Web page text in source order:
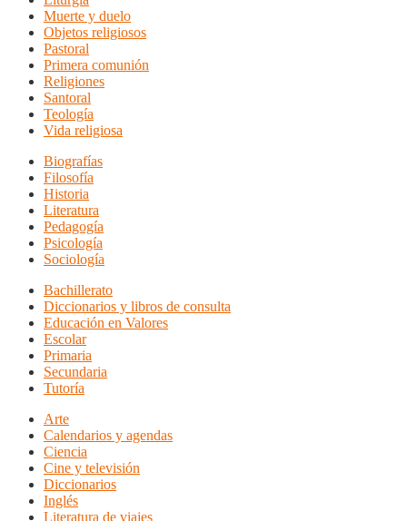
Muerte y duelo
Objetos religiosos
Pastoral
Primera comunión
Religiones
Santoral
Teología
Vida religiosa
Biografías
Filosofía
Historia
Literatura
Pedagogía
Psicología
Sociología
Bachillerato
Diccionarios y libros de consulta
Educación en Valores
Escolar
Primaria
Secundaria
Tutoría
Arte
Calendarios y agendas
Ciencia
Cine y televisión
Diccionarios
Inglés
Literatura de viajes